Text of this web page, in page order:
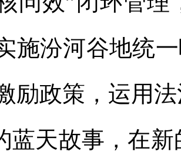
施汾河谷地统
励政策，运用
蓝天故事，在